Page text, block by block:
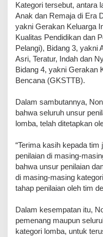
Kategori tersebut, antara
Anak dan Remaja di Era
yakni Gerakan Keluarga
Kualitas Pendidikan dan
Pelangi), Bidang 3, yakni
Asri, Teratur, Indah dan
Bidang 4, yakni Gerakan
Bencana (GKSTTB).
Dalam sambutannya,
bahwa seluruh unsur
lomba, telah ditetapkan
“Terima kasih kepada
penilaian di masing-
bahwa unsur penilaian
di masing-masing
tahap penilaian oleh tim
Dalam kesempatan itu,
pemenang maupun
kategori lomba, untuk